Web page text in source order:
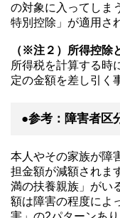
の対象に入ってしま
特別控除」が適用さ
（※注２）所得控除
所得税を計算する時
定の金額を差し引く
●参考：障害者区
本人やその家族が障
担金額が減額されま
満の扶養親族」がい
額は障害の程度によ